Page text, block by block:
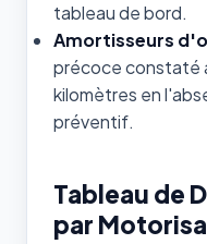
tableau de bord.
Amortisseurs
précoce constaté
kilomètres en
préventif.
Tableau de
par